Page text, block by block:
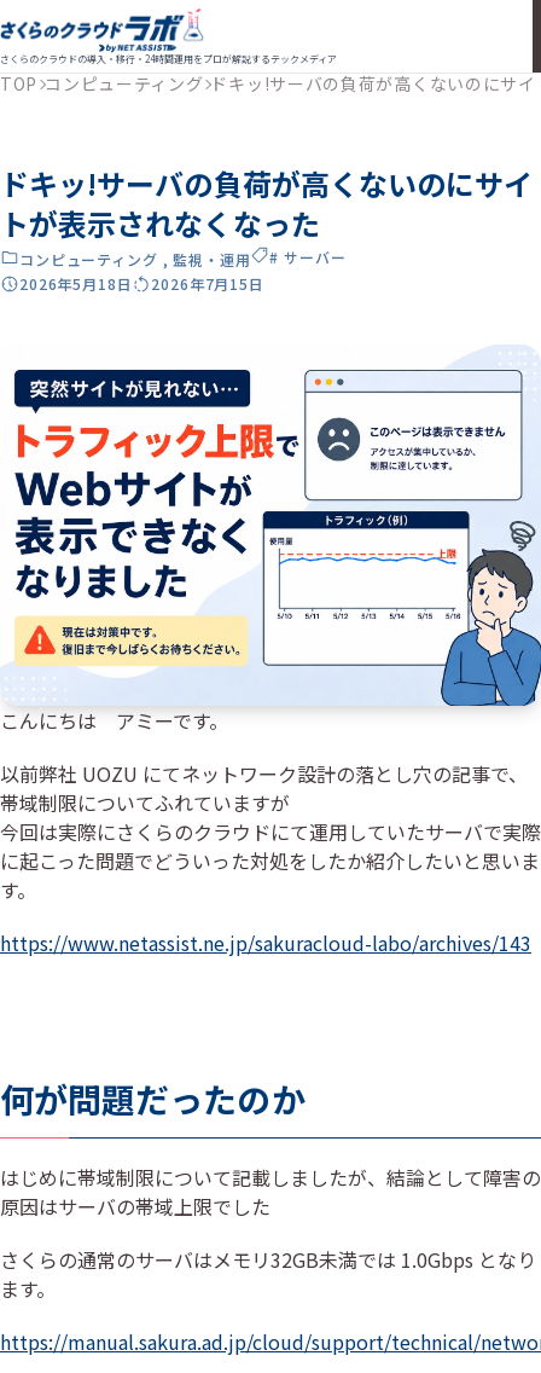
さくらのクラウドの導入・移行・24時間運用をプロが解説するテックメディア
TOP コンピューティング ドキッ!サーバの負荷が高くないのにサ
ドキッ!サーバの負荷が高くないのにサイ
トが表示されなくなった
コンピューティング ,監視・運用
# サーバー
2026年5月18日
2026年7月15日
こんにちは アミーです。
以前弊社 UOZU にてネットワーク設計の落とし穴の記事で、
帯域制限についてふれていますが
今回は実際にさくらのクラウドにて運用していたサーバで実際
に起こった問題でどういった対処をしたか紹介したいと思いま
す。
https://www.netassist.ne.jp/sakuracloud-labo/archives/143
何が問題だったのか
はじめに帯域制限について記載しましたが、結論として障害の
原因はサーバの帯域上限でした
さくらの通常のサーバはメモリ32GB未満では 1.0Gbps となり
ます。
https://manual.sakura.ad.jp/cloud/support/technical/